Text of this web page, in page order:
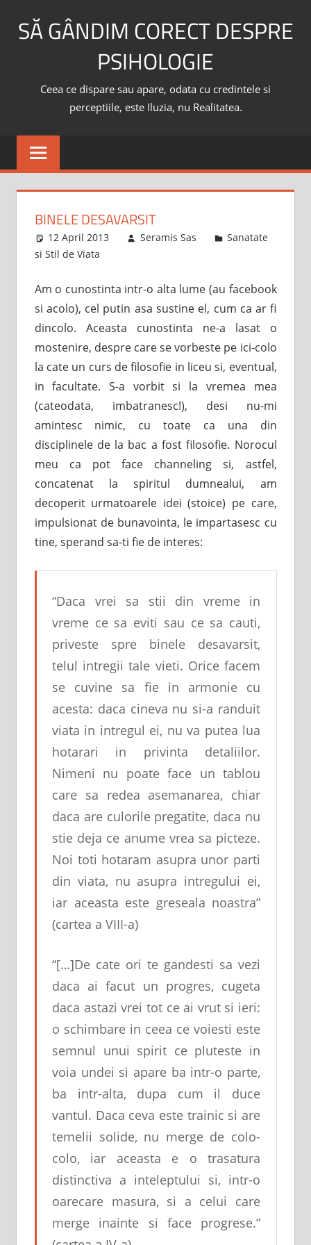
SĂ GÂNDIM CORECT DESPRE
PSIHOLOGIE
Ceea ce dispare sau apare, odata cu credintele si
perceptiile, este Iluzia, nu Realitatea.
BINELE DESAVARSIT
12 April 2013 Seramis Sas
Sanatate
si Stil de Viata
Am o cunostinta intr-o alta lume (au facebook
si acolo), cel putin asa sustine el, cum ca ar fi
dincolo. Aceasta cunostinta ne-a lasat o
mostenire, despre care se vorbeste pe ici-colo
la cate un curs de filosofie in liceu si, eventual,
in facultate. S-a vorbit si la vremea mea
(cateodata, imbatranesc!), desi nu-mi
amintesc nimic, cu toate ca una din
disciplinele de la bac a fost filosofie. Norocul
meu ca pot face channeling si, astfel,
concatenat la spiritul dumnealui, am
decoperit urmatoarele idei (stoice) pe care,
impulsionat de bunavointa, le impartasesc cu
tine, sperand sa-ti fie de interes:
“Daca vrei sa stii din vreme in
vreme ce sa eviti sau ce sa cauti,
priveste spre binele desavarsit,
telul intregii tale vieti. Orice facem
se cuvine sa fie in armonie cu
acesta: daca cineva nu si-a randuit
viata in intregul ei, nu va putea lua
hotarari in privinta detaliilor.
Nimeni nu poate face un tablou
care sa redea asemanarea, chiar
daca are culorile pregatite, daca nu
stie deja ce anume vrea sa picteze.
Noi toti hotaram asupra unor parti
din viata, nu asupra intregului ei,
iar aceasta este greseala noastra”
(cartea a VIII-a)
“[…]De cate ori te gandesti sa vezi
daca ai facut un progres, cugeta
daca astazi vrei tot ce ai vrut si ieri:
o schimbare in ceea ce voiesti este
semnul unui spirit ce pluteste in
voia undei si apare ba intr-o parte,
ba intr-alta, dupa cum il duce
vantul. Daca ceva este trainic si are
temelii solide, nu merge de colo-
colo, iar aceasta e o trasatura
distinctiva a inteleptului si, intr-o
oarecare masura, si a celui care
merge inainte si face progrese.”